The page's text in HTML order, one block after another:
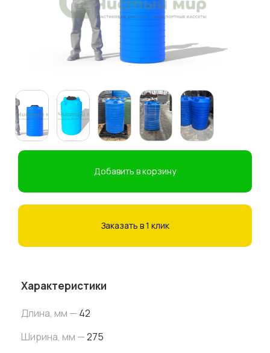
Добавить в корзину
Заказать в 1 клик
Характеристики
Длина, мм — 42
Ширина, мм —275